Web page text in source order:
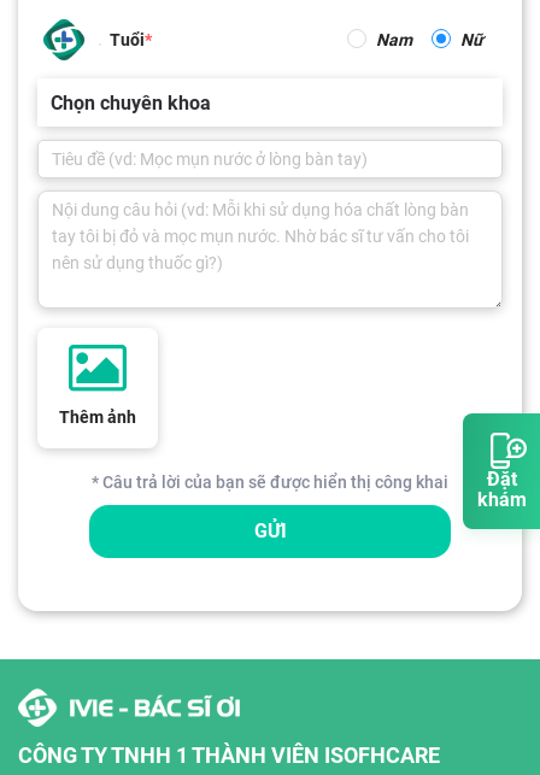
Đặt
khám
Tuổi Nam Nữ
Chọn chuyên khoa
Thêm ảnh
* Câu trả lời của bạn sẽ được hiển thị công khai
GỬI
CÔNG TY TNHH 1 THÀNH VIÊN ISOFHCARE